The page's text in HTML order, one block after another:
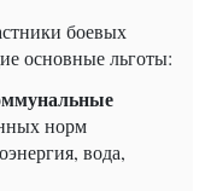
боевых
основные льготы:
норм
вода,